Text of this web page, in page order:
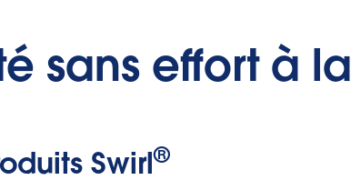
sans effort à la
Swirl®